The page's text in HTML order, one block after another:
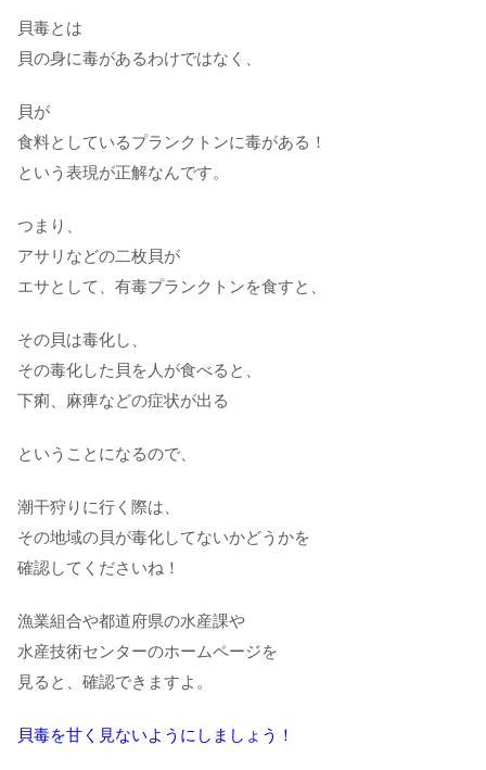
貝毒とは
貝の身に毒があるわけではなく、
貝が
食料としているプランクトンに毒がある！
という表現が正解なんです。
つまり、
アサリなどの二枚貝が
エサとして、有毒プランクトンを食すと、
その貝は毒化し、
その毒化した貝を人が食べると、
下痢、麻痺などの症状が出る
ということになるので、
潮干狩りに行く際は、
その地域の貝が毒化してないかどうかを
確認してくださいね！
漁業組合や都道府県の水産課や
水産技術センターのホームページを
見ると、確認できますよ。
貝毒を甘く見ないようにしましょう！